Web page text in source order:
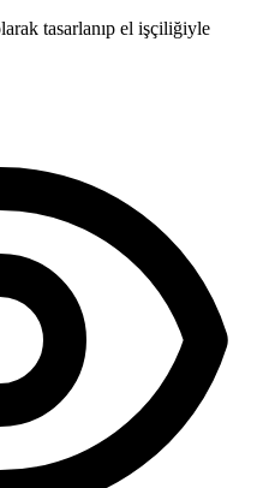
tasarlanıp el işçiliğiyle